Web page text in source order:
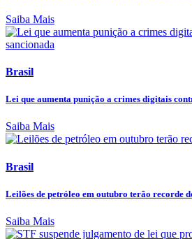
Saiba Mais
Brasil
Lei que aumenta punição a crimes digitais
Saiba Mais
Brasil
Leilões de petróleo em outubro terão recorde
Saiba Mais